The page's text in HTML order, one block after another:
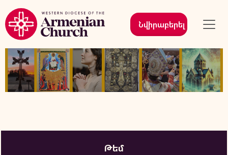
Նվիրաբերել
Թեմ